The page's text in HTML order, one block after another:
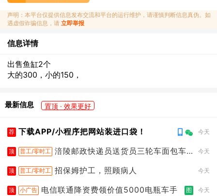
声明：本平台仅提供信息发布交流和平台的运行维护，请谨慎判断信息真伪。如
遇虚假诈骗信息，请 立即举报
信息详情
出售鱼缸2个
大的300，小的150，
最新信息 置顶 · 效果更好
荐 下载APP/小程序把网站装进口袋！ 今天
顶 普工/零时工 涪陵邮政快递员送货员三轮车面包车
今天
顶 普工/零时工 招保姆护工，照顾病人 今天
顶 小广告 电信联通降资费领价值5000电瓶车手 图 今天